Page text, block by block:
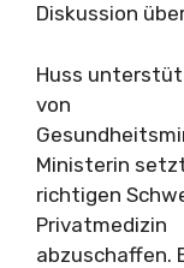
Diskussion
Huss
von
Ministerin
richtigen
Privatmedizin
abzuschaffen.